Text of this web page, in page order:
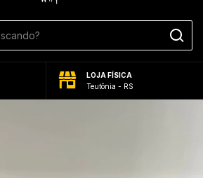
LOJA FÍSICA
Teutônia - RS